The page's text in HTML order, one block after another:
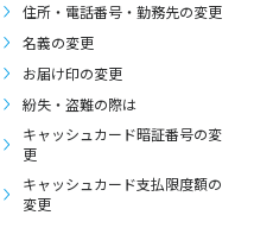
住所・電話番号・勤務先の変更
名義の変更
お届け印の変更
紛失・盗難の際は
キャッシュカード暗証番号の変
更
キャッシュカード支払限度額の
変更